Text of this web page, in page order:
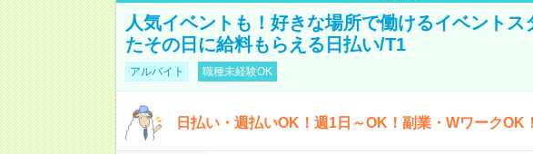
人気イベントも！好きな場所で働けるイベント
たその日に給料もらえる日払い/T1
アルバイト 職種未経験OK
日払い・週払いOK！週1日～OK！副業・WワークOK